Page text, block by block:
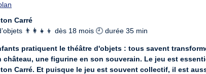
Carré
👨‍👩‍👧‍👦 dès 18 mois 🕘 durée 35 min
pratiquent le théâtre d'objets : tous savent
château, une figurine en son souverain. Le jeu est
Carré. Et puisque le jeu est souvent collectif, il est